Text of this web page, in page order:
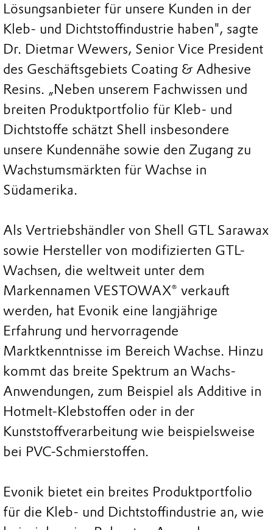
Lösungsanbieter für unsere Kunden in der
Kleb- und Dichtstoffindustrie haben", sagte
Dr. Dietmar Wewers, Senior Vice President
des Geschäftsgebiets Coating & Adhesive
Resins. „Neben unserem Fachwissen und
breiten Produktportfolio für Kleb- und
Dichtstoffe schätzt Shell insbesondere
unsere Kundennähe sowie den Zugang zu
Wachstumsmärkten für Wachse in
Südamerika.
Als Vertriebshändler von Shell GTL Sarawax
sowie Hersteller von modifizierten GTL-
Wachsen, die weltweit unter dem
Markennamen VESTOWAX® verkauft
werden, hat Evonik eine langjährige
Erfahrung und hervorragende
Marktkenntnisse im Bereich Wachse. Hinzu
kommt das breite Spektrum an Wachs-
Anwendungen, zum Beispiel als Additive in
Hotmelt-Klebstoffen oder in der
Kunststoffverarbeitung wie beispielsweise
bei PVC-Schmierstoffen.
Evonik bietet ein breites Produktportfolio
für die Kleb- und Dichtstoffindustrie an, wie